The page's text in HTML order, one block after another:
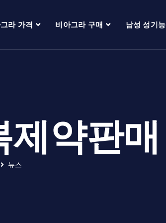
라 가격 비아그라 구매 남성 성기능
약판매
뉴스